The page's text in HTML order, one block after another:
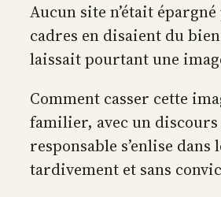
Aucun site n’était
cadres en disaient du
laissait pourtant une
Comment casser cette
familier, avec un
responsable s’enlise
tardivement et sans